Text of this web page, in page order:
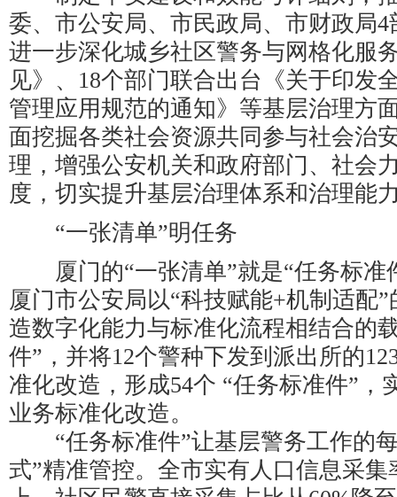
委、市公安局、市民政局、市财政局
进一步深化城乡社区警务与网格化服
见》、18个部门联合出台《关于印发
管理应用规范的通知》等基层治理方
面挖掘各类社会资源共同参与社会治
理，增强公安机关和政府部门、社会
度，切实提升基层治理体系和治理能
“一张清单”明任务
厦门的“一张清单”就是“任务标准
厦门市公安局以“科技赋能+机制适配
造数字化能力与标准化流程相结合
件”，并将12个警种下发到派出所的
准化改造，形成54个 “任务标准件”，
业务标准化改造。
“任务标准件”让基层警务工作的每
式”精准管控。全市实有人口信息采集